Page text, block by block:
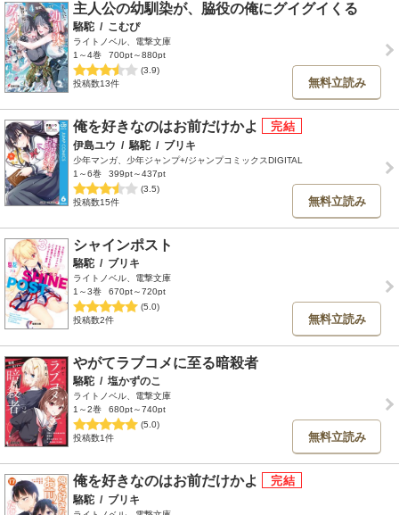
主人公の幼馴染が、脇役の俺にグイグイくる
駱駝 / こむぴ
ライトノベル、電撃文庫
1～4巻
700pt～880pt
(3.9)
投稿数13件
無料立読み
俺を好きなのはお前だけかよ
伊島ユウ / 駱駝 / ブリキ
少年マンガ、少年ジャンプ+/ジャンプコミックスDIGITAL
1～6巻
399pt～437pt
(3.5)
投稿数15件
無料立読み
シャインポスト
駱駝 / ブリキ
ライトノベル、電撃文庫
1～3巻
670pt～720pt
(5.0)
投稿数2件
無料立読み
やがてラブコメに至る暗殺者
駱駝 / 塩かずのこ
ライトノベル、電撃文庫
1～2巻
680pt～740pt
(5.0)
投稿数1件
無料立読み
俺を好きなのはお前だけかよ
駱駝 / ブリキ